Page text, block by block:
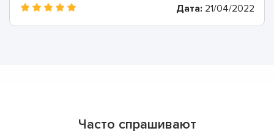
гарантию.
Дата: 21/04/2022
Часто спрашивают